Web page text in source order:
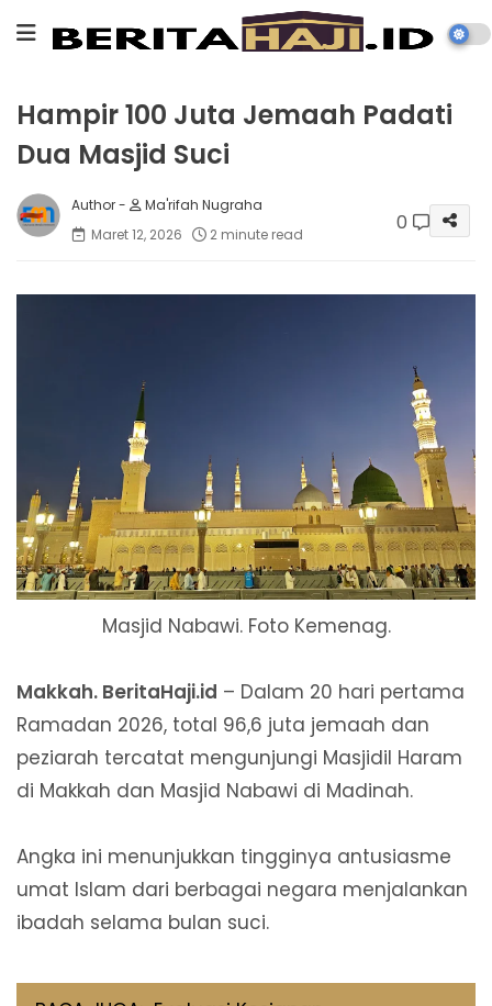
Hampir 100 Juta Jemaah Padati
Dua Masjid Suci
Ma'rifah Nugraha
Maret 12, 2026
2 minute read 0
Masjid Nabawi. Foto Kemenag.
Makkah. BeritaHaji.id – Dalam 20 hari pertama
Ramadan 2026, total 96,6 juta jemaah dan
peziarah tercatat mengunjungi Masjidil Haram
di Makkah dan Masjid Nabawi di Madinah.
Angka ini menunjukkan tingginya antusiasme
umat Islam dari berbagai negara menjalankan
ibadah selama bulan suci.